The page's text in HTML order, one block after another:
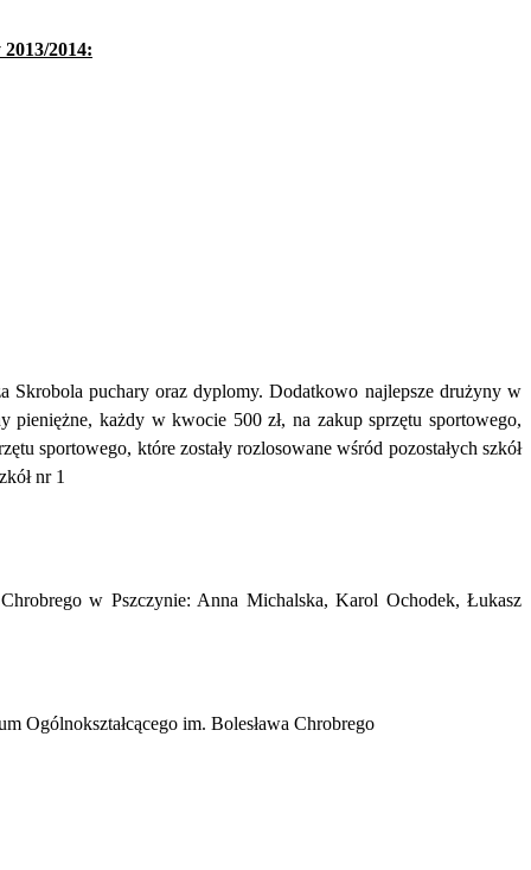
2014:
Skrobola puchary oraz dyplomy. Dodatkowo najlepsze drużyny w
każdy w kwocie 500 zł, na zakup sprzętu sportowego,
sportowego, które zostały rozlosowane wśród pozostałych szkół
nr 1
w Pszczynie: Anna Michalska, Karol Ochodek, Łukasz
Ogólnokształcącego im. Bolesława Chrobrego